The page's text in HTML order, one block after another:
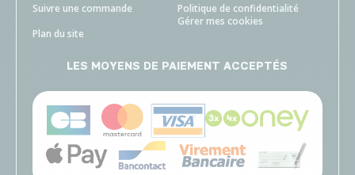
Suivre une commande
Plan du site
Politique de confidentialité
Gérer mes cookies
LES MOYENS DE PAIEMENT ACCEPTÉS